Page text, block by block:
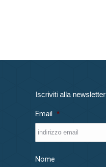
Iscriviti alla newsletter
Email *
Nome